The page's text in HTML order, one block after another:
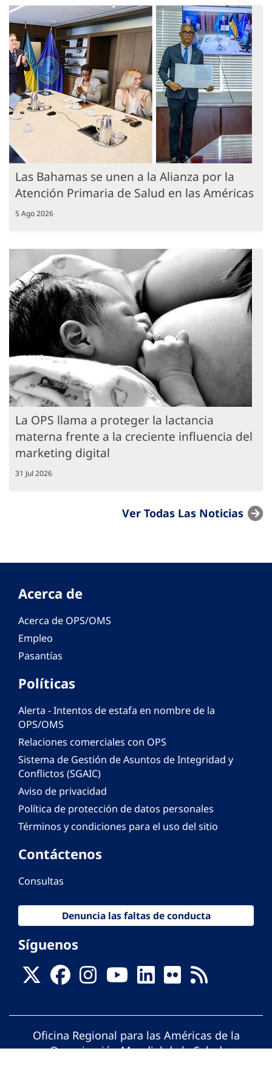
Las Bahamas se unen a la Alianza por la
Atención Primaria de Salud en las Américas
5 Ago 2026
La OPS llama a proteger la lactancia
materna frente a la creciente influencia del
marketing digital
31 Jul 2026
Ver Todas Las Noticias
Acerca de
Acerca de OPS/OMS
Empleo
Pasantías
Políticas
Alerta - Intentos de estafa en nombre de la
OPS/OMS
Relaciones comerciales con OPS
Sistema de Gestión de Asuntos de Integridad y
Conflictos (SGAIC)
Aviso de privacidad
Política de protección de datos personales
Términos y condiciones para el uso del sitio
Contáctenos
Consultas
Denuncia las faltas de conducta
Síguenos
Oficina Regional para las Américas de la
Organización Mundial de la Salud